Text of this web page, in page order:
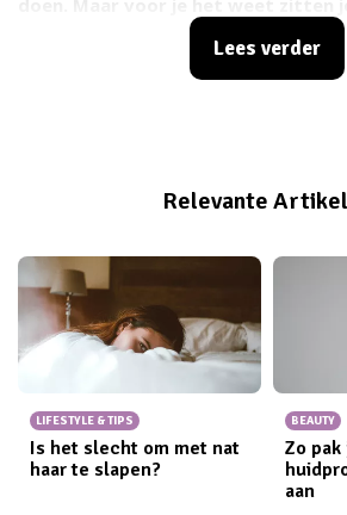
onder, en de volgende dag dag heb
je vers gelakte nagels. Om het een
Lees verder
Relevante
LIFESTYLE & TIPS
Is het slecht om met nat
haar te slapen?
BEAUTY
Zo
aan